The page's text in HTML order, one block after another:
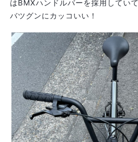
はBMXハンドルバーを採用していて
バツグンにカッコいい！